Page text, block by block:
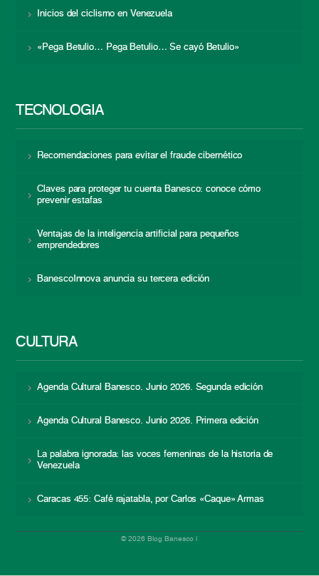
Inicios del ciclismo en Venezuela
«Pega Betulio… Pega Betulio… Se cayó Betulio»
TECNOLOGÍA
Recomendaciones para evitar el fraude cibernético
Claves para proteger tu cuenta Banesco: conoce cómo
prevenir estafas
Ventajas de la inteligencia artificial para pequeños
emprendedores
BanescoInnova anuncia su tercera edición
CULTURA
Agenda Cultural Banesco. Junio 2026. Segunda edición
Agenda Cultural Banesco. Junio 2026. Primera edición
La palabra ignorada: las voces femeninas de la historia de
Venezuela
Caracas 455: Café rajatabla, por Carlos «Caque» Armas
© 2026 Blog Banesco |